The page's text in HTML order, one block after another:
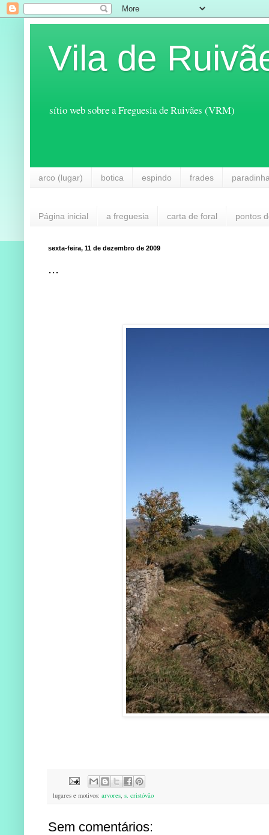
Vila de
sítio web sobre a Freguesia de Ruivães (VRM)
arco (lugar) botica espindo frades
Página inicial a freguesia carta de foral pontos
sexta-feira, 11 de dezembro de 2009
...
lugares e motivos: arvores s. cristóvão
Sem comentários: